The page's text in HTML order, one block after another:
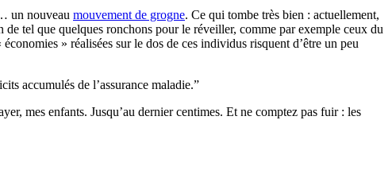
un nouveau mouvement de grogne. Ce qui tombe très bien : actuellement,
de tel que quelques ronchons pour le réveiller, comme par exemple ceux du
» réalisées sur le dos de ces individus risquent d’être un peu
accumulés de l’assurance maladie.”
mes enfants. Jusqu’au dernier centimes. Et ne comptez pas fuir : les